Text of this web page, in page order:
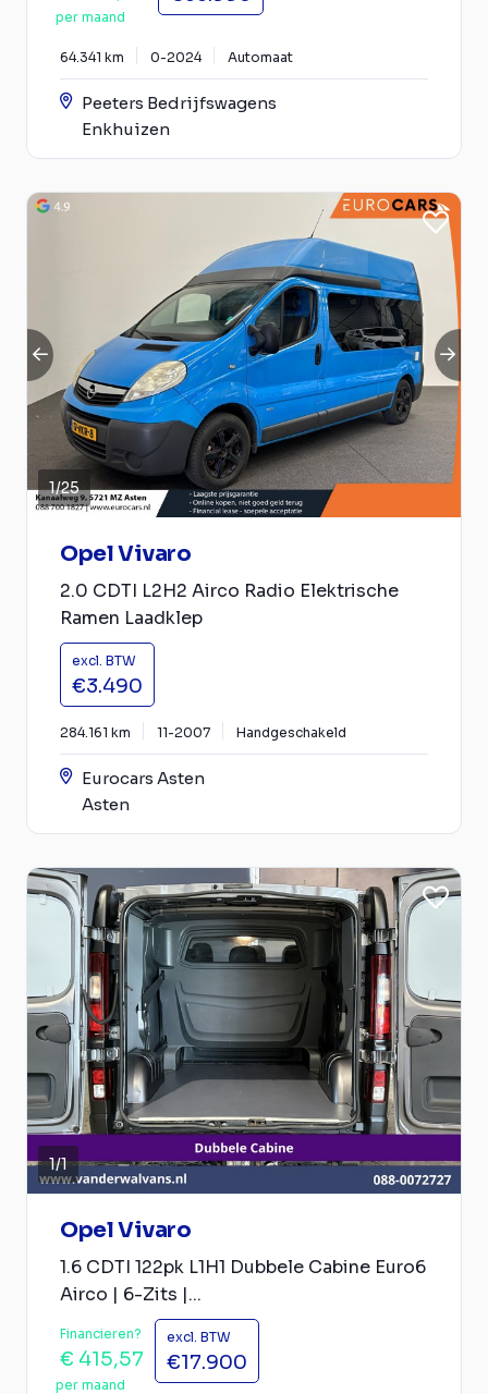
per maand
64.341 km 0-2024 Automaat
Peeters Bedrijfswagens
Enkhuizen
1/25
Opel Vivaro
2.0 CDTI L2H2 Airco Radio Elektrische
Ramen Laadklep
excl. BTW
€3.490
284.161 km 11-2007 Handgeschakeld
Eurocars Asten
Asten
1/1
Opel Vivaro
1.6 CDTI 122pk L1H1 Dubbele Cabine Euro6
Airco | 6-Zits |...
Financieren?
€ 415,57
per maand
excl. BTW
€17.900